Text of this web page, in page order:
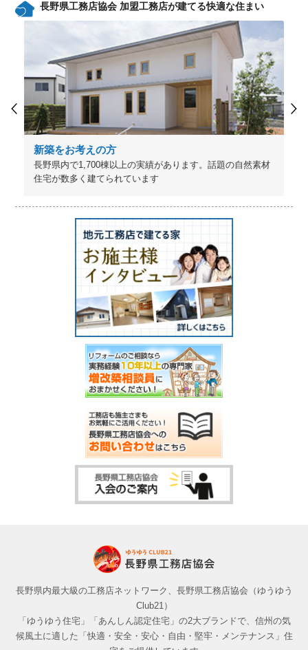
長野県工務店協会 加盟工務店が建てる快適な住まい
新築をお考えの方
長野県内で1,700棟以上の実績があります。話題の自然素材
住宅が数多く建てられています
長野県内最大級の工務店ネットワーク、長野県工務店協会（ゆうゆう
Club21）
「ゆうゆう住宅」「あんしん認定住宅」の2大ブランドで、信州の気
候風土に適した「快適・安全・安心・自由・堅牢・メンテナンス」住